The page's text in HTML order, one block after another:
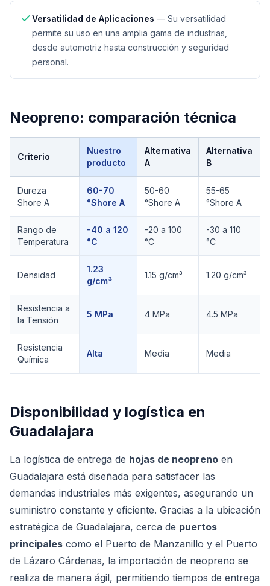
Versatilidad de Aplicaciones — Su versatilidad
permite su uso en una amplia gama de industrias,
desde automotriz hasta construcción y seguridad
personal.
Neopreno: comparación técnica
Criterio
Nuestro
producto
Alternativa
A
Alternativa
B
Dureza
Shore A
60-70
°Shore A
50-60
°Shore A
55-65
°Shore A
Rango de
Temperatura
-40 a 120
°C
-20 a 100
°C
-30 a 110
°C
Densidad
1.23
g/cm³
1.15 g/cm³ 1.20 g/cm³
Resistencia a
la Tensión
5 MPa 4 MPa 4.5 MPa
Resistencia
Química
Alta Media Media
Disponibilidad y logística en
Guadalajara
La logística de entrega de hojas de neopreno en
Guadalajara está diseñada para satisfacer las
demandas industriales más exigentes, asegurando un
suministro constante y eficiente. Gracias a la ubicación
estratégica de Guadalajara, cerca de puertos
principales como el Puerto de Manzanillo y el Puerto
de Lázaro Cárdenas, la importación de neopreno se
realiza de manera ágil, permitiendo tiempos de entrega